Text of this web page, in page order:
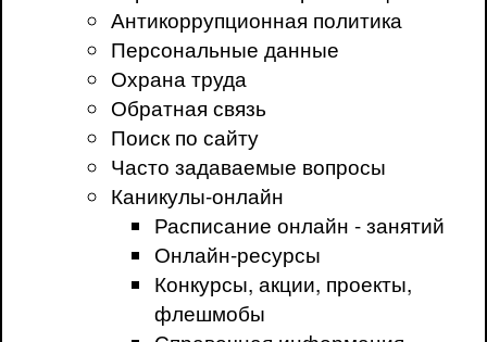
Антикоррупционная политика
Персональные данные
Охрана труда
Обратная связь
Поиск по сайту
Часто задаваемые вопросы
Каникулы-онлайн
Расписание онлайн - занятий
Онлайн-ресурсы
Конкурсы, акции, проекты,
флешмобы